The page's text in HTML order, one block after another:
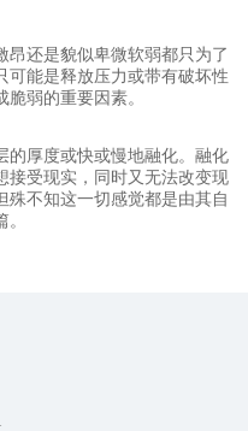
昂还是貌似卑微软弱都只为了
可能是释放压力或带有破坏性
弱的重要因素。
的厚度或快或慢地融化。融化
接受现实，同时又无法改变现
殊不知这一切感觉都是由其自